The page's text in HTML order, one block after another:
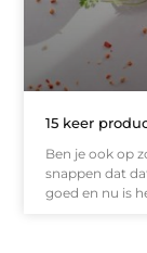
15 keer
Ben je ook op
snappen dat
goed en nu is